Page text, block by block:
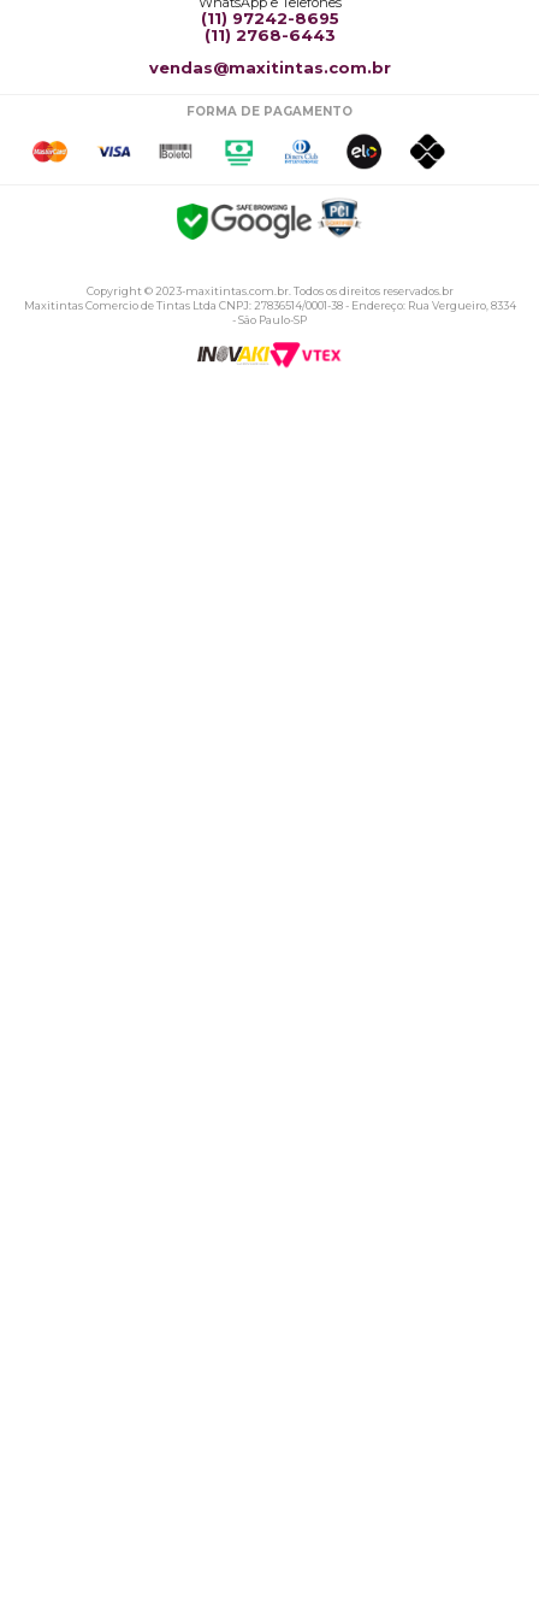
(11) 97242-8695
(11) 2768-6443
vendas@maxitintas.com.br
FORMA DE PAGAMENTO
Copyright © 2023-maxitintas.com.br. Todos os direitos reservados.br
Maxitintas Comercio de Tintas Ltda CNPJ: 27836514/0001-38 - Endereço: Rua Vergueiro, 8334
- São Paulo-SP